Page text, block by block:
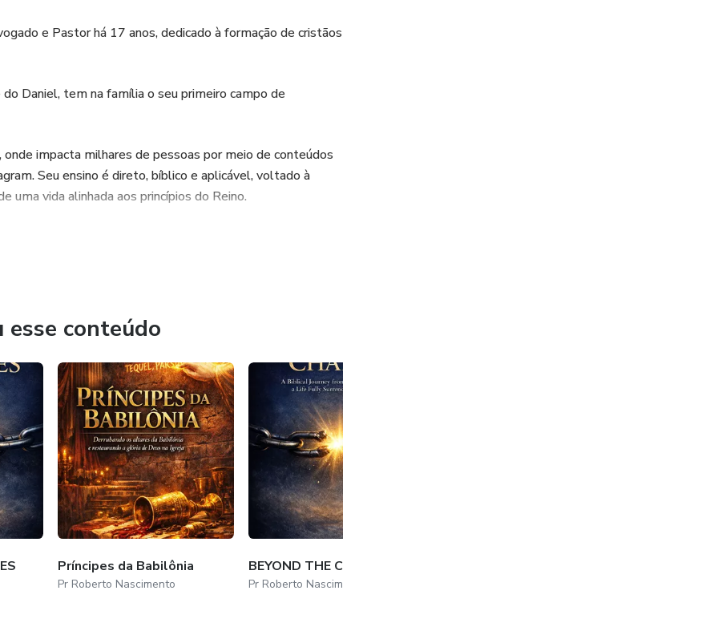
para Deus. A questão não é se o sistema será julgado,
reflexão e promove uma mudança profunda.
e Pastor há 17 anos, dedicado à formação de cristãos
Daniel, tem na família o seu primeiro campo de
impacta milhares de pessoas por meio de conteúdos
Seu ensino é direto, bíblico e aplicável, voltado à
uma vida alinhada aos princípios do Reino.
invisíveis, vencerem batalhas espirituais e viverem uma fé
conteúdo
Príncipes da Babilônia
Pr Roberto Nascimento
BEYOND THE CHAINS
Pr Roberto Nascimento